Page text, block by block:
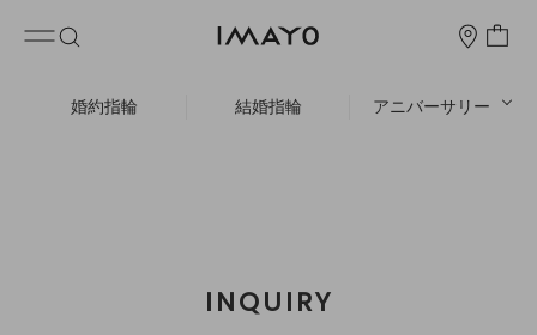
婚約指輪 結婚指輪 アニバーサリー
INQUIRY